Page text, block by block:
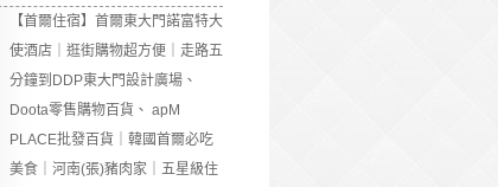
【首爾住宿】首爾東大門諾富特大
使酒店｜逛街購物超方便｜走路五
分鐘到DDP東大門設計廣場、
Doota零售購物百貨、 apM
PLACE批發百貨｜韓國首爾必吃
美食｜河南(張)豬肉家｜五星級住